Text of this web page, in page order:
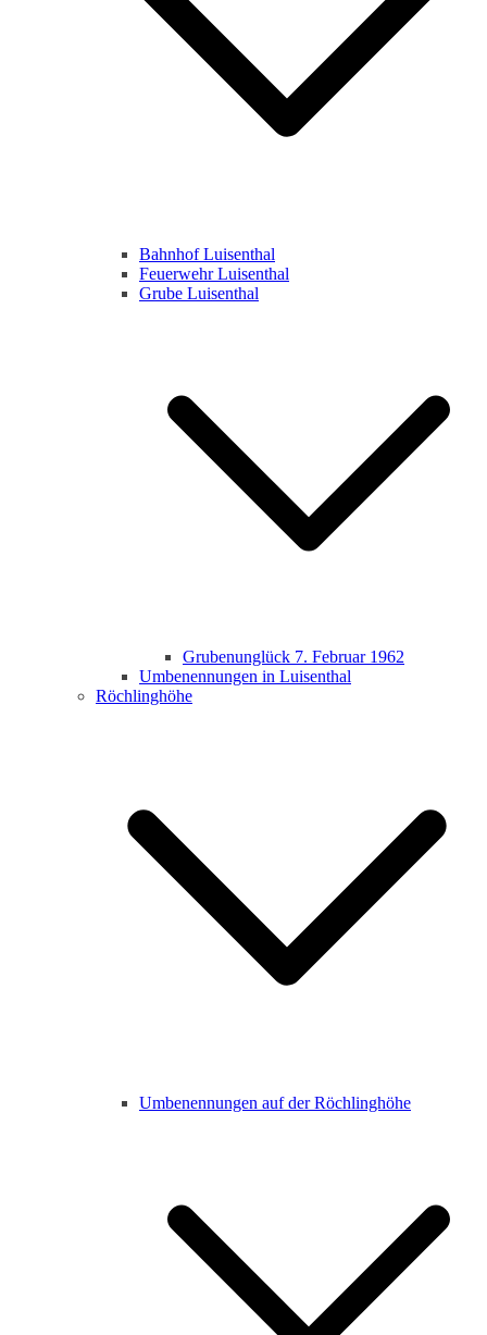
Bahnhof Luisenthal
Feuerwehr Luisenthal
Grube Luisenthal
Grubenunglück 7. Februar 1962
Umbenennungen in Luisenthal
Röchlinghöhe
Umbenennungen auf der Röchlinghöhe